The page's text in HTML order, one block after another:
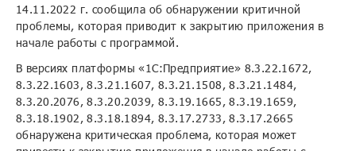
14.11.2022 г. сообщила об обнаружении критичной
проблемы, которая приводит к закрытию приложения в
начале работы с программой.
В версиях платформы «1С:Предприятие» 8.3.22.1672,
8.3.22.1603, 8.3.21.1607, 8.3.21.1508, 8.3.21.1484,
8.3.20.2076, 8.3.20.2039, 8.3.19.1665, 8.3.19.1659,
8.3.18.1902, 8.3.18.1894, 8.3.17.2733, 8.3.17.2665
обнаружена критическая проблема, которая может